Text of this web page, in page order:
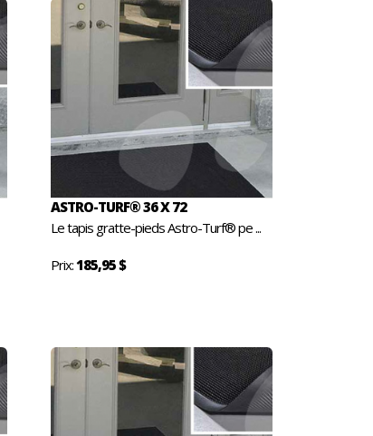
ASTRO-TURF® 36 X 72
Le tapis gratte-pieds Astro-Turf® pe ...
Prix:185,95 $